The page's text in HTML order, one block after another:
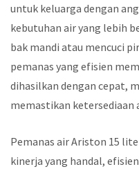
untuk keluarga dengan
kebutuhan air yang lebih
bak mandi atau mencuci
pemanas yang efisien
dihasilkan dengan cepat,
memastikan ketersediaan
Pemanas air Ariston 15
kinerja yang handal,